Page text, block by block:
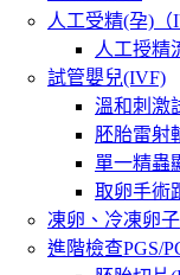
人工受精(孕)（
人工授精
試管嬰兒(IVF)
溫和刺激
胚胎雷射
單一精蟲
取卵手術
凍卵、冷凍卵子
進階檢查PGS/